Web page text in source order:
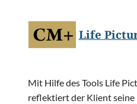
Life
Mit Hilfe des Tools Life
reflektiert der Klient seine